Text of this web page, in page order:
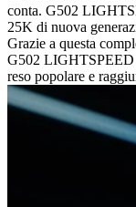
conta. G502
25K di nuova
Grazie a questa
G502 LIGHTSPEED
reso popolare e